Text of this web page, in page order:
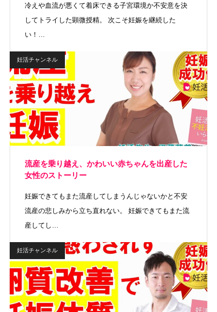
冷えや血流が悪くて着床できる子宮環境か不安意を決
してトライした顕微授精。 次こそ妊娠を継続した
い！…
妊活チャンネル
流産を乗り越え、かわいい赤ちゃんを出産した
女性のストーリー
妊娠できてもまた流産してしまうんじゃないかと不安
流産の悲しみから立ち直れない。 妊娠できてもまた流
産してし…
妊活チャンネル